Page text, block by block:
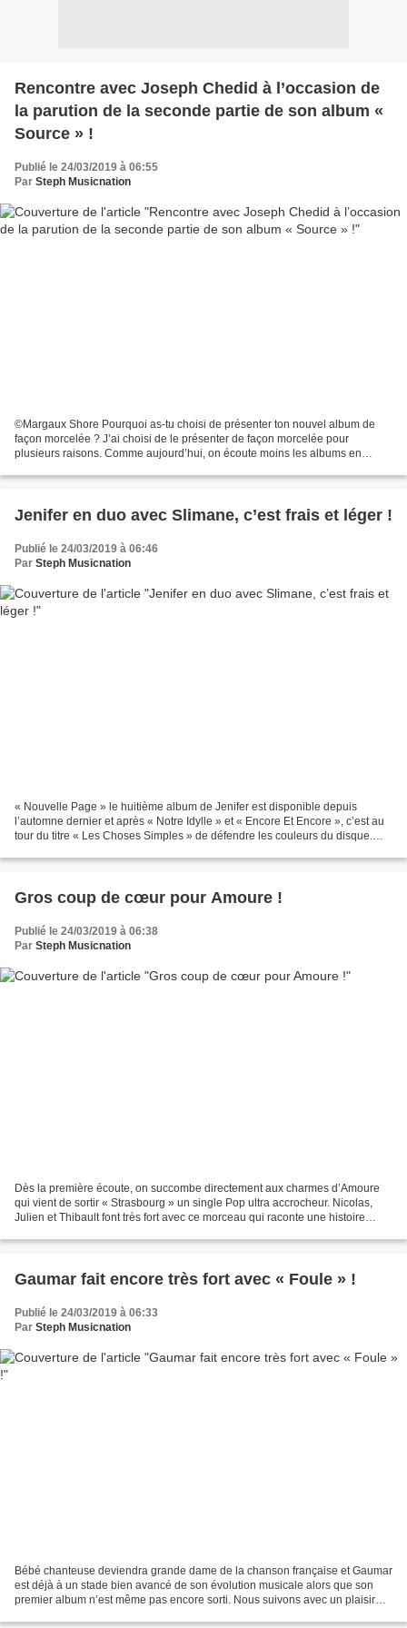
Rencontre avec Joseph Chedid à l’occasion de
la parution de la seconde partie de son album «
Source » !
Publié le 24/03/2019 à 06:55
Par Steph Musicnation
©Margaux Shore Pourquoi as-tu choisi de présenter ton nouvel album de
façon morcelée ? J’ai choisi de le présenter de façon morcelée pour
plusieurs raisons. Comme aujourd’hui, on écoute moins les albums en
Jenifer en duo avec Slimane, c’est frais et léger !
Publié le 24/03/2019 à 06:46
Par Steph Musicnation
« Nouvelle Page » le huitième album de Jenifer est disponible depuis
l’automne dernier et après « Notre Idylle » et « Encore Et Encore », c’est au
tour du titre « Les Choses Simples » de défendre les couleurs du disque.
Gros coup de cœur pour Amoure !
Publié le 24/03/2019 à 06:38
Par Steph Musicnation
Dès la première écoute, on succombe directement aux charmes d’Amoure
qui vient de sortir « Strasbourg » un single Pop ultra accrocheur. Nicolas,
Julien et Thibault font très fort avec ce morceau qui raconte une histoire
Gaumar fait encore très fort avec « Foule » !
Publié le 24/03/2019 à 06:33
Par Steph Musicnation
Bébé chanteuse deviendra grande dame de la chanson française et Gaumar
est déjà à un stade bien avancé de son évolution musicale alors que son
premier album n’est même pas encore sorti. Nous suivons avec un plaisir